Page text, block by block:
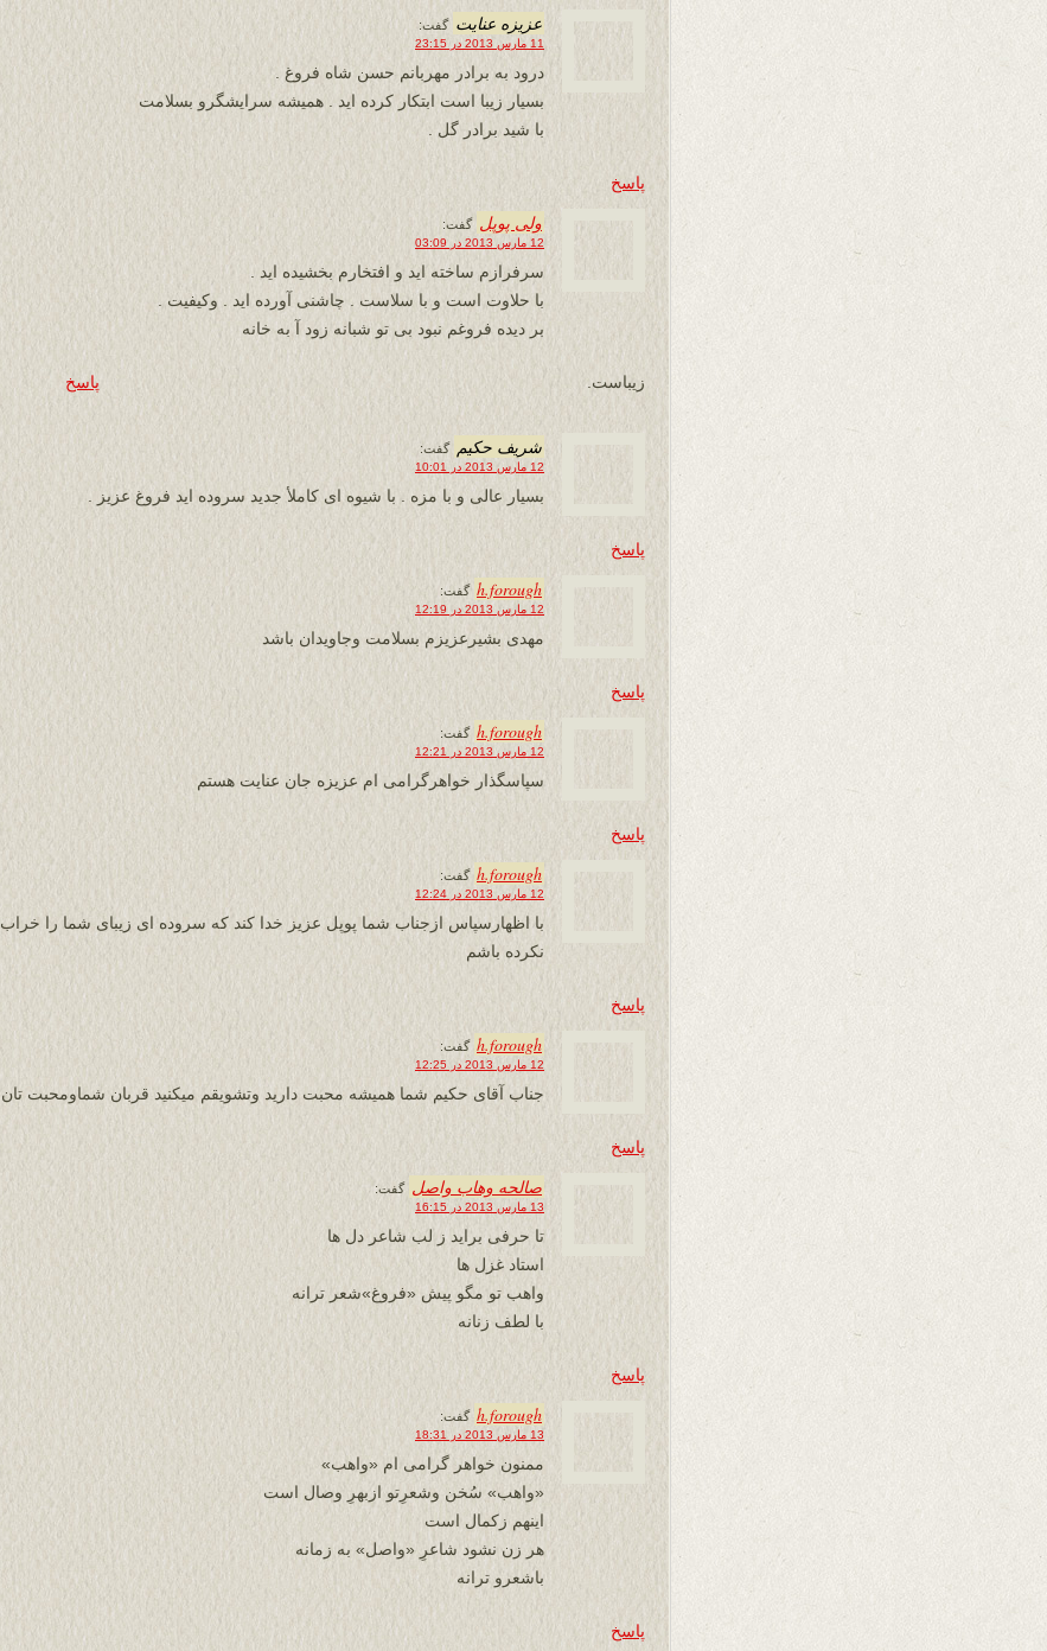
عزیزه عنایت گفت:
11 مارس 2013 در 23:15
درود به برادر مهربانم حسن شاه فروغ .
بسیار زیبا است ابتکار کرده اید . همیشه سرایشگرو بسلامت
با شید برادر گل .
پاسخ
ولی پوپل گفت:
12 مارس 2013 در 03:09
سرفرازم ساخته اید و افتخارم بخشیده اید .
با حلاوت است و با سلاست . چاشنی آورده اید . وکیفیت .
بر دیده فروغم نبود بی تو شبانه زود آ به خانه
زیباست. پاسخ
شريف حكيم گفت:
12 مارس 2013 در 10:01
بسيار عالى و با مزه . با شيوه اى كاملأ جديد سروده ايد فروغ عزيز .
پاسخ
h.forough گفت:
12 مارس 2013 در 12:19
مهدی بشیرعزیزم بسلامت وجاویدان باشد
پاسخ
h.forough گفت:
12 مارس 2013 در 12:21
سپاسگذار خواهرگرامی ام عزیزه جان عنایت هستم
پاسخ
h.forough گفت:
12 مارس 2013 در 12:24
با اظهارسپاس ازجناب شما پوپل عزیز خدا کند که سروده ای زیبای شما را خراب
نکرده باشم
پاسخ
h.forough گفت:
12 مارس 2013 در 12:25
جناب آقای حکیم شما همیشه محبت دارید وتشویقم میکنید قربان شماومحبت تان
پاسخ
صالحه وهاب واصل گفت:
13 مارس 2013 در 16:15
تا حرفی براید ز لب شاعر دل ها
استاد غزل ها
واهب تو مگو پیش «فروغ»شعر ترانه
با لطف زنانه
پاسخ
h.forough گفت:
13 مارس 2013 در 18:31
ممنون خواهر گرامی ام «واهب»
«واهب» سُخن وشعرِتو ازبهرِ وصال است
اینهم زکمال است
هر زن نشود شاعرِ «واصل» به زمانه
باشعرو ترانه
پاسخ